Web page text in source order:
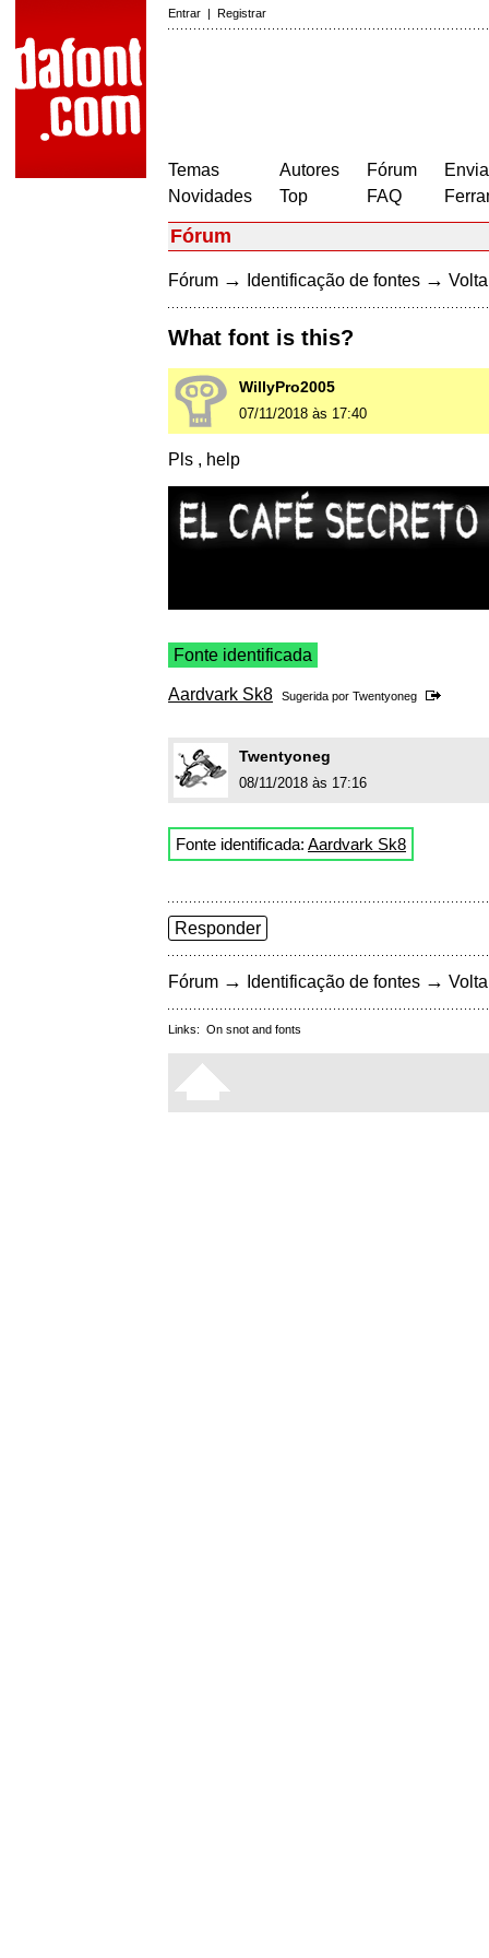
Entrar | Registrar
Temas
Novidades
Autores
Top
Fórum
FAQ
Fórum
Fórum → Identificação de fontes →
What font is this?
WillyPro2005
07/11/2018 às 17:40
Pls , help
Fonte identificada
Aardvark Sk8 Sugerida por Twentyoneg
Twentyoneg
08/11/2018 às 17:16
Fonte identificada: Aardvark Sk8
Responder
Fórum → Identificação de fontes →
Links: On snot and fonts